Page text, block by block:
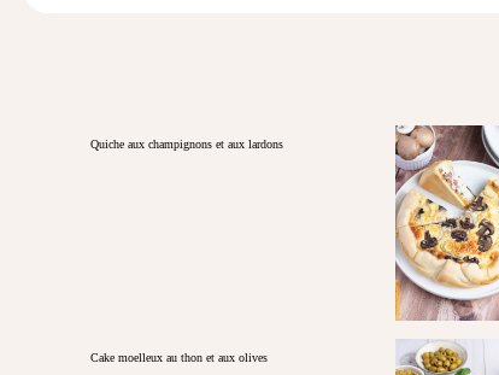
Quiche aux champignons et aux lardons
Cake moelleux au thon et aux olives